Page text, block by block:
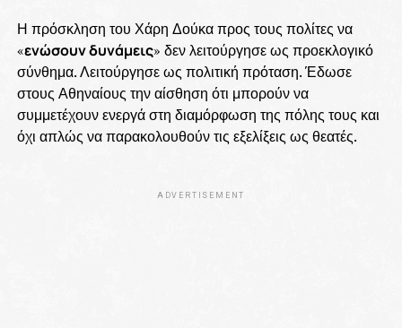
Η πρόσκληση του Χάρη Δούκα προς τους πολίτες να
«ενώσουν δυνάμεις» δεν λειτούργησε ως προεκλογικό
σύνθημα. Λειτούργησε ως πολιτική πρόταση. Έδωσε
στους Αθηναίους την αίσθηση ότι μπορούν να
συμμετέχουν ενεργά στη διαμόρφωση της πόλης τους και
όχι απλώς να παρακολουθούν τις εξελίξεις ως θεατές.
ADVERTISEMENT